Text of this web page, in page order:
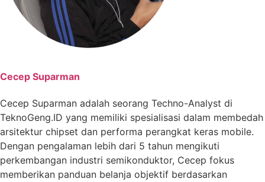
Cecep Suparman
Cecep Suparman adalah seorang Techno-Analyst di
TeknoGeng.ID yang memiliki spesialisasi dalam membedah
arsitektur chipset dan performa perangkat keras mobile.
Dengan pengalaman lebih dari 5 tahun mengikuti
perkembangan industri semikonduktor, Cecep fokus
memberikan panduan belanja objektif berdasarkan